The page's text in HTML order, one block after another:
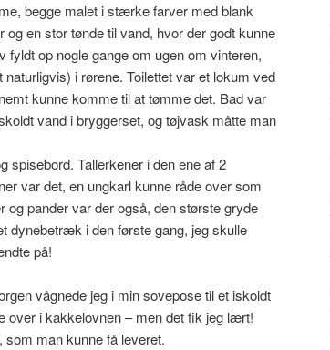
begge malet i stærke farver med blank
en stor tønde til vand, hvor der godt kunne
op nogle gange om ugen om vinteren,
i rørene. Toilettet var et lokum ved
kunne komme til at tømme det. Bad var
vand i bryggerset, og tøjvask måtte man
spisebord. Tallerkener i den ene af 2
var det, en ungkarl kunne råde over som
og pander var der også, den største gryde
dynebetræk i den første gang, jeg skulle
på!
vågnede jeg i min sovepose til et iskoldt
over i kakkelovnen – men det fik jeg lært!
man kunne få leveret.